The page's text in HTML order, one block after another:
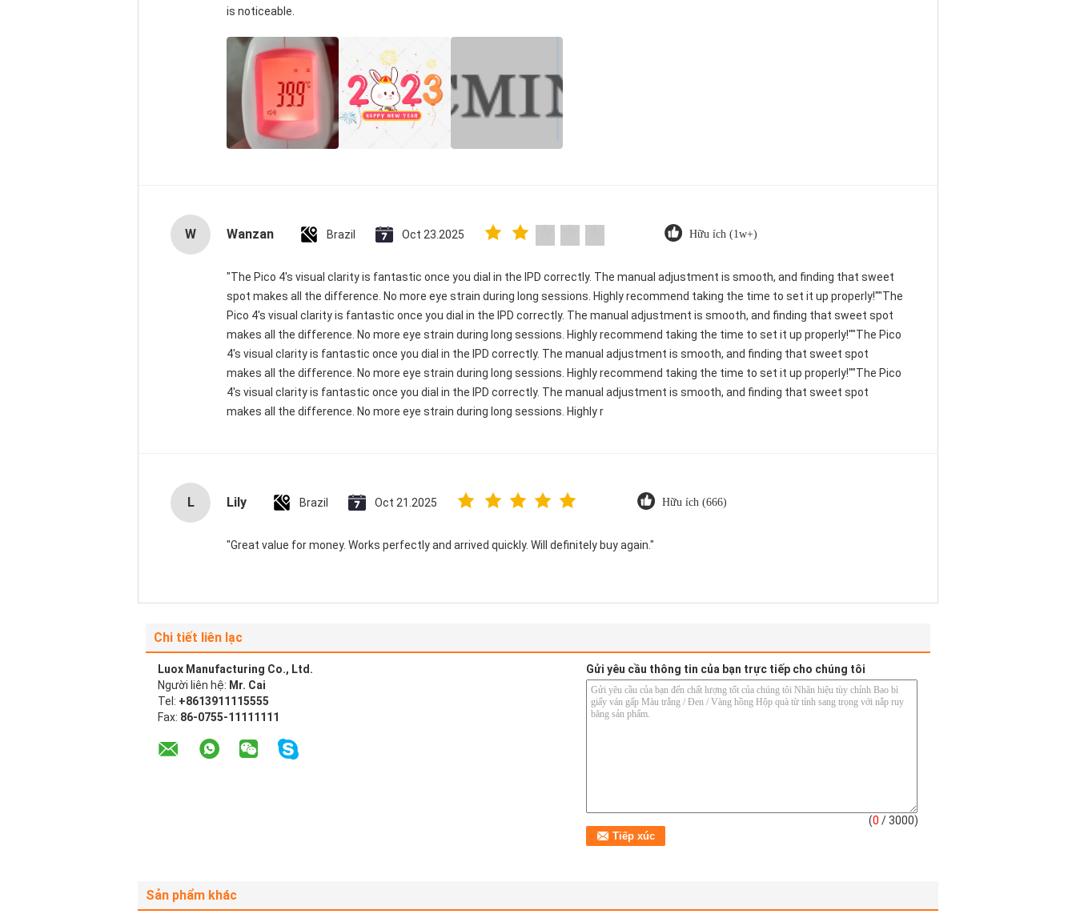
is noticeable.
W Wanzan Brazil Oct 23.2025 Hữu ích (1w+)
"The Pico 4's visual clarity is fantastic once you dial in the IPD correctly. The manual adjustment is smooth, and finding that sweet
spot makes all the difference. No more eye strain during long sessions. Highly recommend taking the time to set it up properly!""The
Pico 4's visual clarity is fantastic once you dial in the IPD correctly. The manual adjustment is smooth, and finding that sweet spot
makes all the difference. No more eye strain during long sessions. Highly recommend taking the time to set it up properly!""The Pico
4's visual clarity is fantastic once you dial in the IPD correctly. The manual adjustment is smooth, and finding that sweet spot
makes all the difference. No more eye strain during long sessions. Highly recommend taking the time to set it up properly!""The Pico
4's visual clarity is fantastic once you dial in the IPD correctly. The manual adjustment is smooth, and finding that sweet spot
makes all the difference. No more eye strain during long sessions. Highly r
L Lily Brazil Oct 21.2025 Hữu ích (666)
"Great value for money. Works perfectly and arrived quickly. Will definitely buy again."
Chi tiết liên lạc
Luox Manufacturing Co., Ltd.
Người liên hệ: Mr. Cai
Tel: +8613911115555
Fax: 86-0755-11111111
Gửi yêu cầu thông tin của bạn trực tiếp cho chúng tôi
(0 / 3000)
Sản phẩm khác